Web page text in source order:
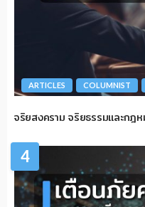
ARTICLES COLUMNIST
จริยสงคราม จริยธรรมและกฎ
4